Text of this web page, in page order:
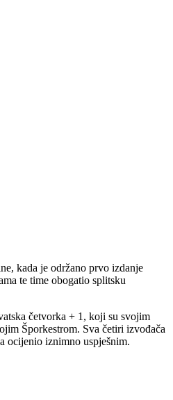
kada je održano prvo izdanje
te time obogatio splitsku
četvorka + 1, koji su svojim
Šporkestrom. Sva četiri izvođača
ocijenio iznimno uspješnim.